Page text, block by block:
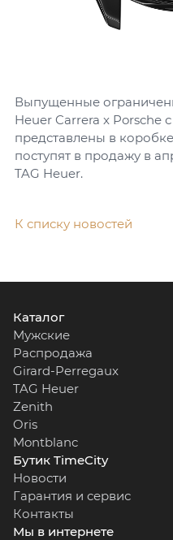
Выпущенные
Heuer Carrera x Porsche
представлены в
поступят в продажу в
TAG Heuer.
К списку новостей
Каталог
Мужские
Распродажа
Girard-Perregaux
TAG Heuer
Zenith
Oris
Montblanc
Бутик TimeCity
Новости
Гарантия и сервис
Контакты
Мы в интернете